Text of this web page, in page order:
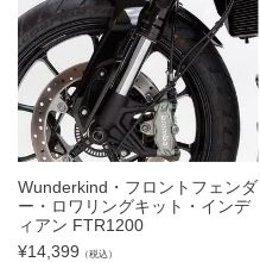
Wunderkind・フロントフェンダ
ー・ロワリングキット・インデ
ィアン FTR1200
¥14,399 （税込）